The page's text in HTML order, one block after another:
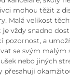
mohou těžit z
Malá velikost
vždy snadno
pozornost, a
se svým malým
nebo jiných
přesahují